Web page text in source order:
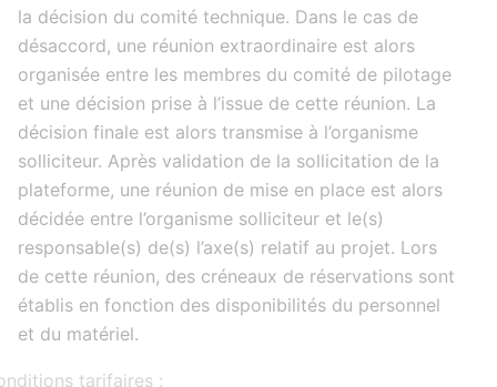
la décision du comité technique. Dans le cas de
désaccord, une réunion extraordinaire est alors
organisée entre les membres du comité de pilotage
et une décision prise à l’issue de cette réunion. La
décision finale est alors transmise à l’organisme
solliciteur. Après validation de la sollicitation de la
plateforme, une réunion de mise en place est alors
décidée entre l’organisme solliciteur et le(s)
responsable(s) de(s) l’axe(s) relatif au projet. Lors
de cette réunion, des créneaux de réservations sont
établis en fonction des disponibilités du personnel
et du matériel.
tarifaires :